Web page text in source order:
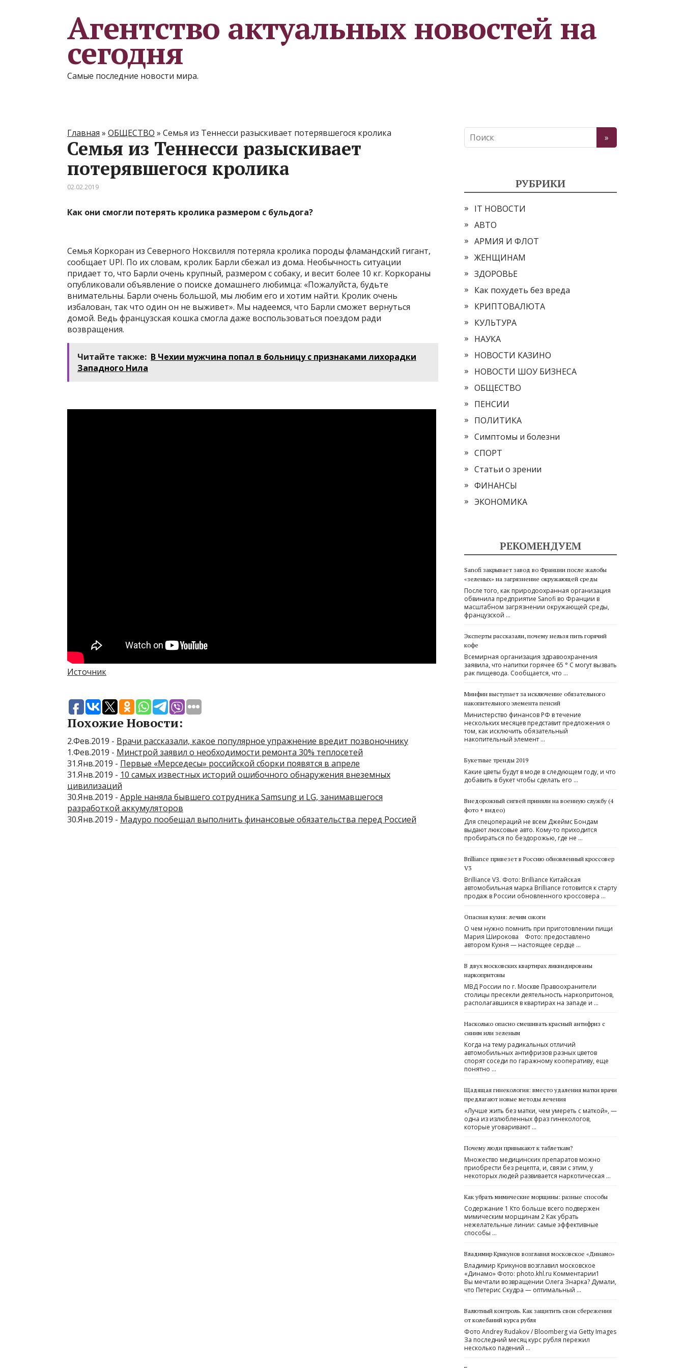
Агентство актуальных новостей на
сегодня
Самые последние новости мира.
Главная » ОБЩЕСТВО » Семья из Теннесси разыскивает потерявшегося кролика
Семья из Теннесси разыскивает
потерявшегося кролика
02.02.2019
Как они смогли потерять кролика размером с бульдога?
Семья Коркоран из Северного Ноксвилля потеряла кролика породы фламандский гигант,
сообщает UPI. По их словам, кролик Барли сбежал из дома. Необычность ситуации
придает то, что Барли очень крупный, размером с собаку, и весит более 10 кг. Коркораны
опубликовали объявление о поиске домашнего любимца: «Пожалуйста, будьте
внимательны. Барли очень большой, мы любим его и хотим найти. Кролик очень
избалован, так что один он не выживет». Мы надеемся, что Барли сможет вернуться
домой. Ведь французская кошка смогла даже воспользоваться поездом ради
возвращения.
Читайте также: В Чехии мужчина попал в больницу с признаками лихорадки
Западного Нила
Источник
Похожие Новости:
2.Фев.2019 - Врачи рассказали, какое популярное упражнение вредит позвоночнику
1.Фев.2019 - Минстрой заявил о необходимости ремонта 30% теплосетей
31.Янв.2019 - Первые «Мерседесы» российской сборки появятся в апреле
31.Янв.2019 - 10 самых известных историй ошибочного обнаружения внеземных
цивилизаций
30.Янв.2019 - Apple наняла бывшего сотрудника Samsung и LG, занимавшегося
разработкой аккумуляторов
30.Янв.2019 - Мадуро пообещал выполнить финансовые обязательства перед Россией
РУБРИКИ
IT НОВОСТИ
АВТО
АРМИЯ И ФЛОТ
ЖЕНЩИНАМ
ЗДОРОВЬЕ
Как похудеть без вреда
КРИПТОВАЛЮТА
КУЛЬТУРА
НАУКА
НОВОСТИ КАЗИНО
НОВОСТИ ШОУ БИЗНЕСА
ОБЩЕСТВО
ПЕНСИИ
ПОЛИТИКА
Симптомы и болезни
СПОРТ
Статьи о зрении
ФИНАНСЫ
ЭКОНОМИКА
РЕКОМЕНДУЕМ
Sanofi закрывает завод во Франции после жалобы
«зеленых» на загрязнение окружающей среды
После того, как природоохранная организация
обвинила предприятие Sanofi во Франции в
масштабном загрязнении окружающей среды,
французской …
Эксперты рассказали, почему нельзя пить горячий
кофе
Всемирная организация здравоохранения
заявила, что напитки горячее 65 ° С могут вызвать
рак пищевода. Сообщается, что …
Минфин выступает за исключение обязательного
накопительного элемента пенсий
Министерство финансов РФ в течение
нескольких месяцев представит предложения о
том, как исключить обязательный
накопительный элемент …
Букетные тренды 2019
Какие цветы будут в моде в следующем году, и что
добавить в букет чтобы сделать его …
Внедорожный сигвей приняли на военную службу (4
фото + видео)
Для спецопераций не всем Джеймс Бондам
выдают люксовые авто. Кому-то приходится
пробираться по бездорожью, где не …
Brilliance привезет в Россию обновленный кроссовер
V3
Brilliance V3. Фото: Brilliance Китайская
автомобильная марка Brilliance готовится к старту
продаж в России обновленного кроссовера …
Опасная кухня: лечим ожоги
О чем нужно помнить при приготовлении пищи
Мария Широкова Фото: предоставлено
автором Кухня — настоящее сердце …
В двух московских квартирах ликвидированы
наркопритоны
МВД России по г. Москве Правоохранители
столицы пресекли деятельность наркопритонов,
располагавшихся в квартирах на западе и …
Насколько опасно смешивать красный антифриз с
синим или зеленым
Когда на тему радикальных отличий
автомобильных антифризов разных цветов
спорят соседи по гаражному кооперативу, еще
понятно …
Щадящая гинекология: вместо удаления матки врачи
предлагают новые методы лечения
«Лучше жить без матки, чем умереть с маткой», —
одна из излюбленных фраз гинекологов,
которые уговаривают …
Почему люди привыкают к таблеткам?
Множество медицинских препаратов можно
приобрести без рецепта, и, связи с этим, у
некоторых людей развивается наркотическая …
Как убрать мимические морщины: разные способы
Содержание 1 Кто больше всего подвержен
мимическим морщинам 2 Как убрать
нежелательные линии: самые эффективные
способы …
Владимир Крикунов возглавил московское «Динамо»
Владимир Крикунов возглавил московское
«Динамо» Фото: photo.khl.ru Комментарии1
Вы мечтали возвращении Олега Знарка? Думали,
что Петерис Скудра — оптимальный …
Валютный контроль. Как защитить свои сбережения
от колебаний курса рубля
Фото Andrey Rudakov / Bloomberg via Getty Images
За последний месяц курс рубля пережил
несколько падений …